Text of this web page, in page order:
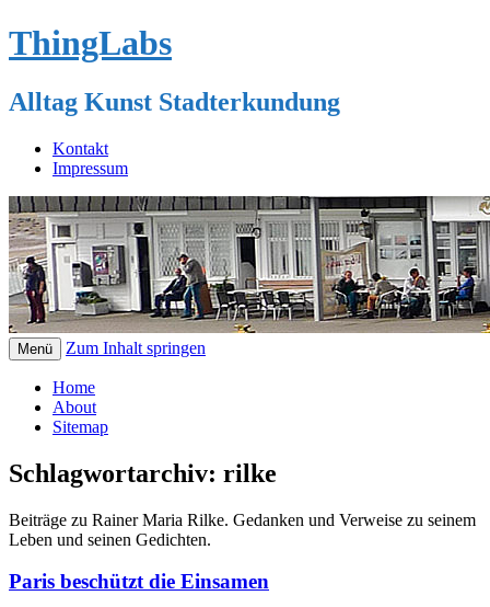
ThingLabs
Alltag Kunst Stadterkundung
Kontakt
Impressum
Menü Zum Inhalt springen
Home
About
Sitemap
Schlagwortarchiv: rilke
Beiträge zu Rainer Maria Rilke. Gedanken und Verweise zu seinem
Leben und seinen Gedichten.
Paris beschützt die Einsamen